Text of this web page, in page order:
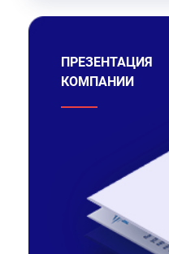
ПРЕЗЕНТАЦИЯ
КОМПАНИИ